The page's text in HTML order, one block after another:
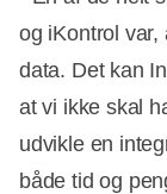
og iKontrol var,
data. Det kan
at vi ikke skal
udvikle en
både tid og